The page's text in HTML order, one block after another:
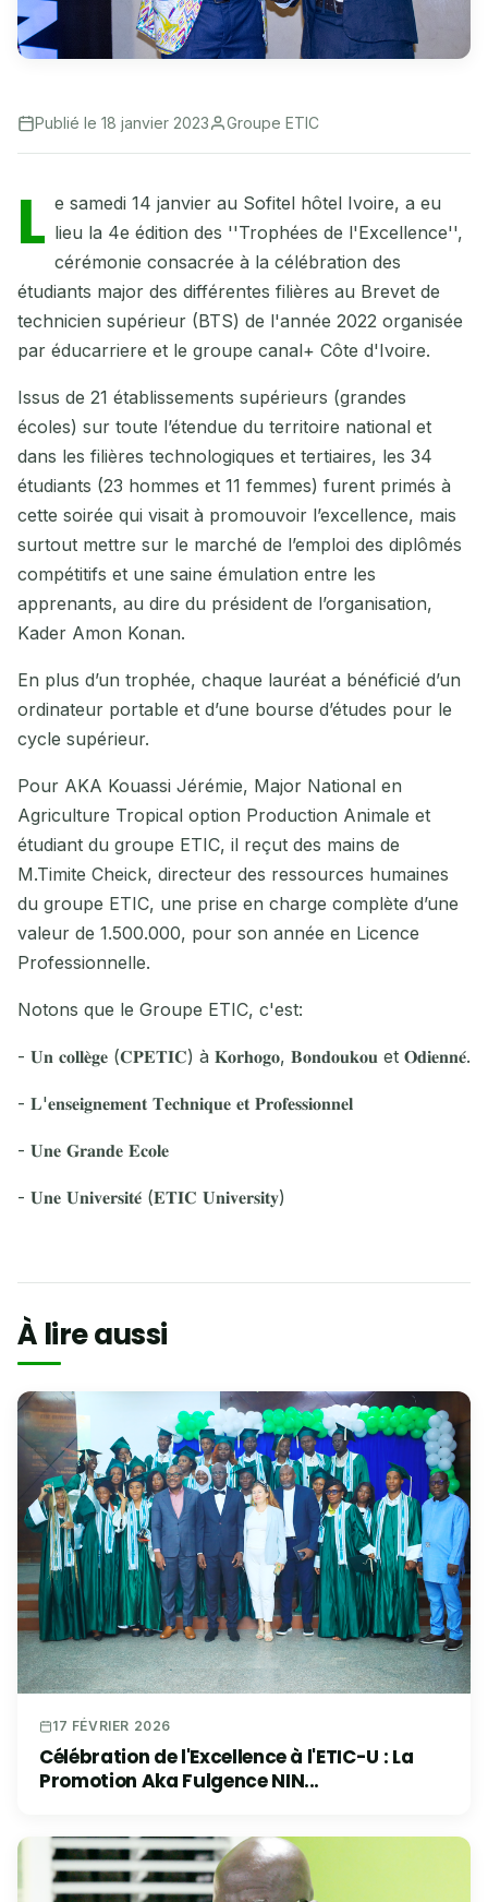
Publié le 18 janvier 2023 Groupe ETIC
L e samedi 14 janvier au Sofitel hôtel Ivoire, a eu
lieu la 4e édition des ''Trophées de l'Excellence'',
cérémonie consacrée à la célébration des
étudiants major des différentes filières au Brevet de
technicien supérieur (BTS) de l'année 2022 organisée
par éducarriere et le groupe canal+ Côte d'Ivoire.
Issus de 21 établissements supérieurs (grandes
écoles) sur toute l’étendue du territoire national et
dans les filières technologiques et tertiaires, les 34
étudiants (23 hommes et 11 femmes) furent primés à
cette soirée qui visait à promouvoir l’excellence, mais
surtout mettre sur le marché de l’emploi des diplômés
compétitifs et une saine émulation entre les
apprenants, au dire du président de l’organisation,
Kader Amon Konan.
En plus d’un trophée, chaque lauréat a bénéficié d’un
ordinateur portable et d’une bourse d’études pour le
cycle supérieur.
Pour AKA Kouassi Jérémie, Major National en
Agriculture Tropical option Production Animale et
étudiant du groupe ETIC, il reçut des mains de
M.Timite Cheick, directeur des ressources humaines
du groupe ETIC, une prise en charge complète d’une
valeur de 1.500.000, pour son année en Licence
Professionnelle.
Notons que le Groupe ETIC, c'est:
- 𝐔𝐧 𝐜𝐨𝐥𝐥𝐞̀𝐠𝐞 (𝐂𝐏𝐄𝐓𝐈𝐂) à 𝐊𝐨𝐫𝐡𝐨𝐠𝐨, 𝐁𝐨𝐧𝐝𝐨𝐮𝐤𝐨𝐮 et 𝐎𝐝𝐢𝐞𝐧𝐧𝐞́.
- 𝐋'𝐞𝐧𝐬𝐞𝐢𝐠𝐧𝐞𝐦𝐞𝐧𝐭 𝐓𝐞𝐜𝐡𝐧𝐢𝐪𝐮𝐞 𝐞𝐭 𝐏𝐫𝐨𝐟𝐞𝐬𝐬𝐢𝐨𝐧𝐧𝐞𝐥
- 𝐔𝐧𝐞 𝐆𝐫𝐚𝐧𝐝𝐞 𝐄𝐜𝐨𝐥𝐞
- 𝐔𝐧𝐞 𝐔𝐧𝐢𝐯𝐞𝐫𝐬𝐢𝐭𝐞́ (𝐄𝐓𝐈𝐂 𝐔𝐧𝐢𝐯𝐞𝐫𝐬𝐢𝐭𝐲)
À lire aussi
17 FÉVRIER 2026
Célébration de l'Excellence à l'ETIC-U : La
Promotion Aka Fulgence NIN...